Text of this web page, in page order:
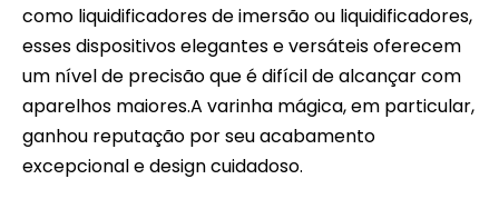
como liquidificadores de imersão ou liquidificadores,
esses dispositivos elegantes e versáteis oferecem
um nível de precisão que é difícil de alcançar com
aparelhos maiores.A varinha mágica, em particular,
ganhou reputação por seu acabamento
excepcional e design cuidadoso.